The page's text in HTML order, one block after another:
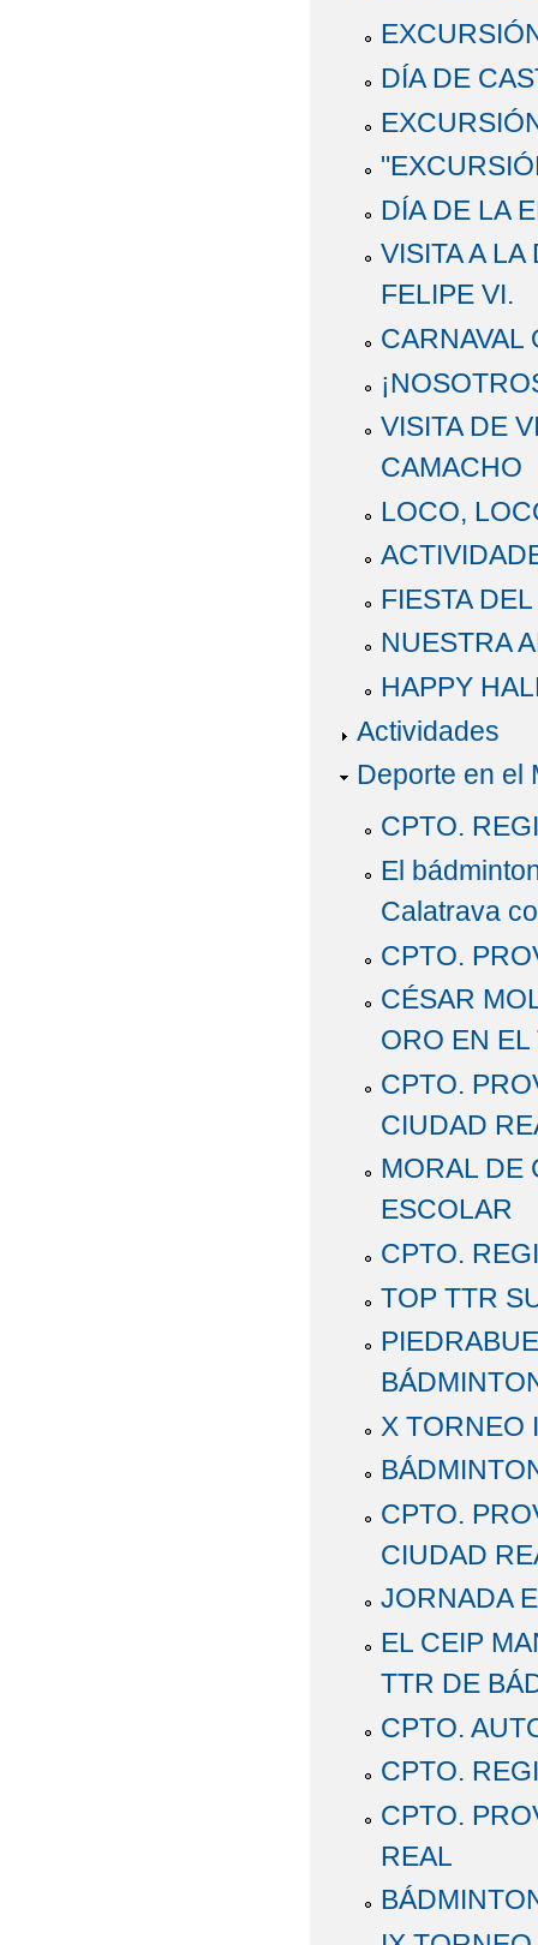
DÍA DE
DÍA DE LA
VISITA A
FELIPE VI.
CARNAVAL
VISITA DE
CAMACHO
LOCO,
FIESTA
NUESTRA
HAPPY
Actividades
Deporte en el
CPTO.
El
Calatrava
CPTO.
CÉSAR
ORO EN
CPTO.
CIUDAD
MORAL DE
ESCOLAR
CPTO.
TOP TTR
X TORNEO
CPTO.
CIUDAD
JORNADA
EL CEIP
TTR DE
CPTO.
CPTO.
CPTO.
REAL